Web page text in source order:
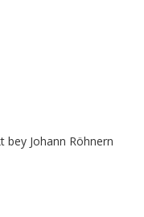
bey Johann Röhnern